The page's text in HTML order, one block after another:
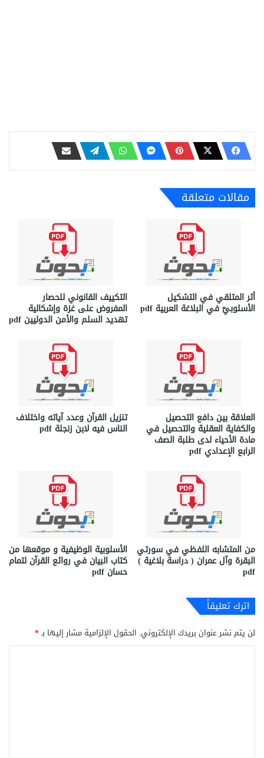
مقالات متعلقة
أثر المتلقي في التشكيل
الأسلوبيّ في البلاغة العربية pdf
التكييف القانوني للحصار
المفروض على غزة وإشكالية
تهديد السلم والأمن الدوليين pdf
العلاقة بين دافع التحصيل
والكفاية العقلية والتحصيل في
مادة الأحياء لدى طلبة الصف
الرابع الإعدادي pdf
تنزيل القرآن وعدد آياته واختلاف
الناس فيه لابن زنجلة pdf
من المتشابه اللفظي في سورتي
البقرة وآل عمران ( دراسة بلاغية )
pdf
الأسلوبية الوظيفية و موقعها من
كتاب البيان في روائع القرآن لتمام
حسان pdf
اترك تعليقاً
لن يتم نشر عنوان بريدك الإلكتروني. الحقول الإلزامية مشار إليها بـ*